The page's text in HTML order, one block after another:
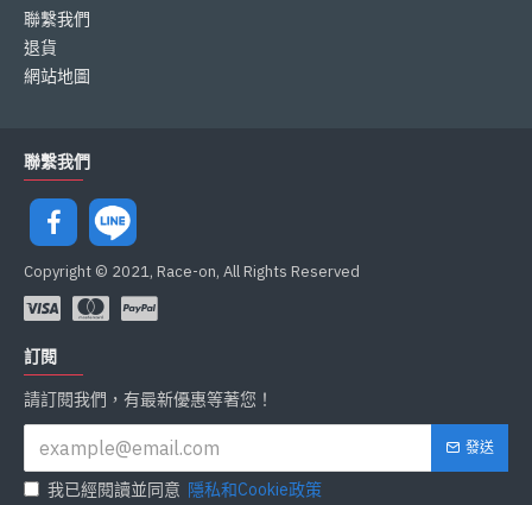
聯繫我們
退貨
網站地圖
聯繫我們
Copyright © 2021, Race-on, All Rights Reserved
訂閱
請訂閱我們，有最新優惠等著您！
發送
我已經閱讀並同意 隱私和Cookie政策